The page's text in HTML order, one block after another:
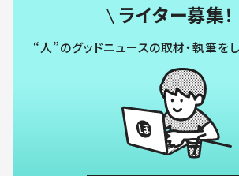
ライター募集！
“人”のグッドニュースの取材・執筆を